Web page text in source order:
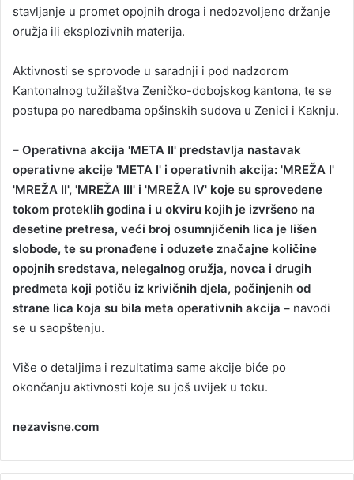
stavljanje u promet opojnih droga i nedozvoljeno držanje
oružja ili eksplozivnih materija.
Aktivnosti se sprovode u saradnji i pod nadzorom
Kantonalnog tužilaštva Zeničko-dobojskog kantona, te se
postupa po naredbama opšinskih sudova u Zenici i Kaknju.
– Operativna akcija 'META II' predstavlja nastavak
operativne akcije 'META I' i operativnih akcija: 'MREŽA I'
'MREŽA II', 'MREŽA III' i 'MREŽA IV' koje su sprovedene
tokom proteklih godina i u okviru kojih je izvršeno na
desetine pretresa, veći broj osumnjičenih lica je lišen
slobode, te su pronađene i oduzete značajne količine
opojnih sredstava, nelegalnog oružja, novca i drugih
predmeta koji potiču iz krivičnih djela, počinjenih od
strane lica koja su bila meta operativnih akcija – navodi
se u saopštenju.
Više o detaljima i rezultatima same akcije biće po
okončanju aktivnosti koje su još uvijek u toku.
nezavisne.com